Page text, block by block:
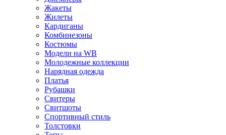
Жакеты
Жилеты
Кардиганы
Комбинезоны
Костюмы
Модели на WB
Молодежные коллекции
Нарядная одежда
Платья
Рубашки
Свитеры
Свитшоты
Спортивный стиль
Толстовки